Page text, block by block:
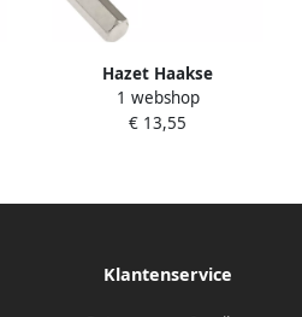
Hazet Haakse
schroevendraaier 2100-14 ·
Binnen-zeskant-profiel · SW
1 webshop
€ 13,55
Klantenservice